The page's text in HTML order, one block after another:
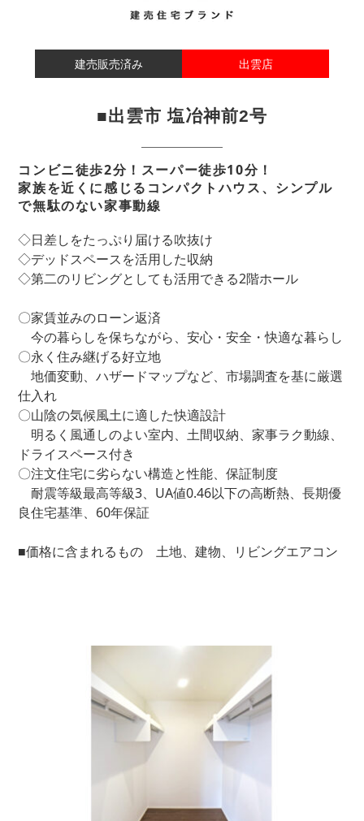
建売販売済み 出雲店
■出雲市 塩冶神前2号
コンビニ徒歩2分！スーパー徒歩10分！
家族を近くに感じるコンパクトハウス、シンプル
で無駄のない家事動線
◇日差しをたっぷり届ける吹抜け
◇デッドスペースを活用した収納
◇第二のリビングとしても活用できる2階ホール
〇家賃並みのローン返済
今の暮らしを保ちながら、安心・安全・快適な暮らし
〇永く住み継げる好立地
地価変動、ハザードマップなど、市場調査を基に厳選
仕入れ
〇山陰の気候風土に適した快適設計
明るく風通しのよい室内、土間収納、家事ラク動線、
ドライスペース付き
〇注文住宅に劣らない構造と性能、保証制度
耐震等級最高等級3、UA値0.46以下の高断熱、長期優
良住宅基準、60年保証
■価格に含まれるもの 土地、建物、リビングエアコン